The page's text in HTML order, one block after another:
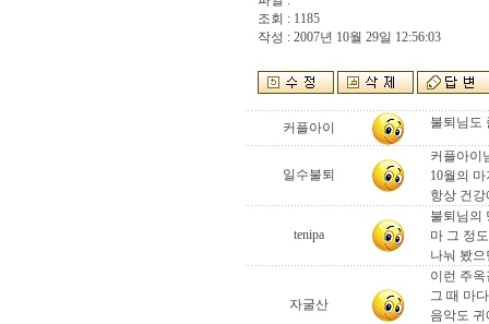
조회 : 1185
작성 : 2007년 10월 29일 12:56:03
커플아이 불퇴님도
일수불퇴
커플아이
10월의
항상 건
tenipa
불퇴님의
마 그 정
나눠 봤
자굴산
이런 주
그 때 마
음악도 귀